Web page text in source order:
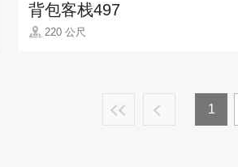
背包客栈497
220 公尺
1